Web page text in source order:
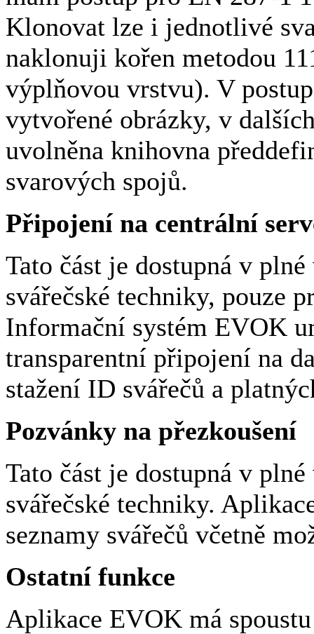
Klonovat lze i jednotlivé
naklonuji kořen metodou
výplňovou vrstvu). V
vytvořené obrázky, v
uvolněna knihovna
svarových spojů.
Připojení na centrální
Tato část je dostupná v
svářečské techniky, pouze
Informační systém EVOK
transparentní připojení na
stažení ID svářečů a
Pozvánky na přezkoušení
Tato část je dostupná v
svářečské techniky.
seznamy svářečů včetně
Ostatní funkce
Aplikace EVOK má